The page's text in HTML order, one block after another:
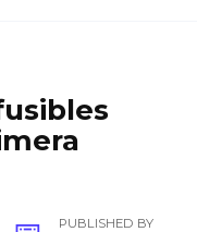
PUBLISHED BY